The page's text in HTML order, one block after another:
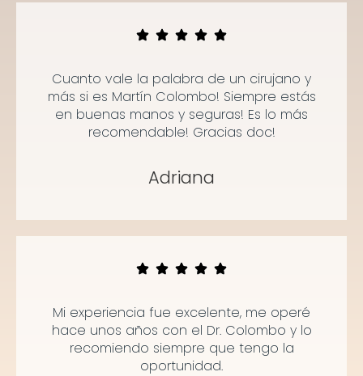
Cuanto vale la palabra de un cirujano y
más si es Martín Colombo! Siempre estás
en buenas manos y seguras! Es lo más
recomendable! Gracias doc!
Adriana
Mi experiencia fue excelente, me operé
hace unos años con el Dr. Colombo y lo
recomiendo siempre que tengo la
oportunidad.